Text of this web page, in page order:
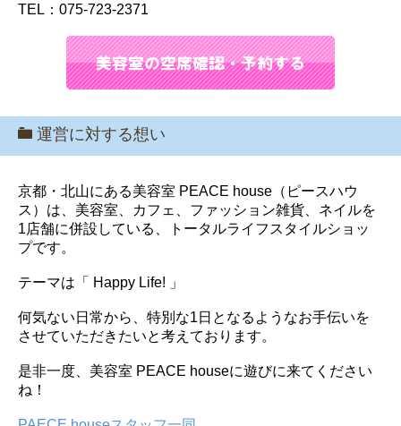
TEL：075-723-2371
運営に対する想い
京都・北山にある美容室 PEACE house（ピースハウ
ス）は、美容室、カフェ、ファッション雑貨、ネイルを
1店舗に併設している、トータルライフスタイルショッ
プです。
テーマは「 Happy Life! 」
何気ない日常から、特別な1日となるようなお手伝いを
させていただきたいと考えております。
是非一度、美容室 PEACE houseに遊びに来てください
ね！